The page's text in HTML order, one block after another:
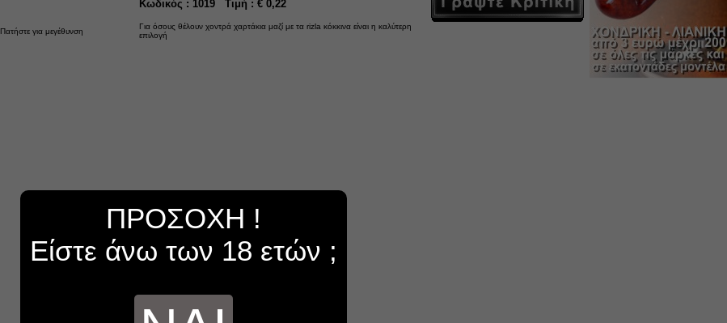
Πατήστε για μεγέθυνση
Κωδικός : 1019 Τιμή : € 0,22
Για όσους θέλουν χοντρά χαρτάκια μαζί με τα rizla κόκκινα είναι η καλύτερη
επιλογή
ΠΡΟΣΟΧΗ !
Είστε άνω των 18 ετών ;